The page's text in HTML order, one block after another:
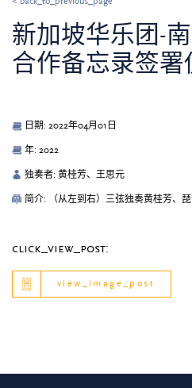
新加坡华乐团-
合作备忘录签
日期: 2022年04月01日
年: 2022
独奏者: 黄桂芳、王思元
简介: （从左到右）三弦独奏黄桂芳、
click_view_post:
view_image_post